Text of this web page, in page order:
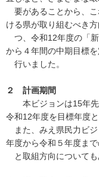
要があることから、こ
ける県が取り組むべき
つ、令和12年度の「
から４年間の中期目標
行いました。
２ 計画期間
本ビジョンは15年先
令和12年度を目標年度
また、みえ県民力ビジ
年度から令和５年度ま
と取組方向についても